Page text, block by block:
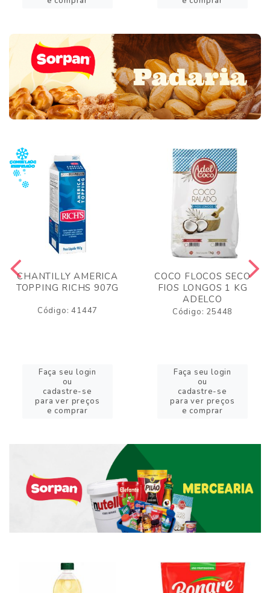
CHANTILLY AMERICA
TOPPING RICHS 907G
Código: 41447
Faça seu login
ou
cadastre-se
para ver preços
e comprar
COCO FLOCOS SECO
FIOS LONGOS 1 KG
ADELCO
Código: 25448
Faça seu login
ou
cadastre-se
para ver preços
e comprar